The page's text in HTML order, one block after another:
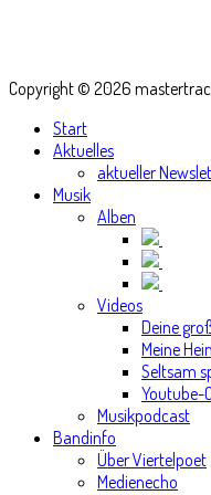
Copyright © 2026
Start
Aktuelles
aktueller
Musik
Alben
Videos
Deine
Meine
Seltsam
Youtube-
Musikpodcast
Bandinfo
Über Viertelpoet
Medienecho